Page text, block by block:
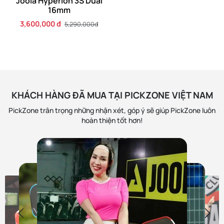
(Professional Pickleball Association - tên gọi chuyên
nghiệp): Sự chấp thuận từ tổ chức của các vận động viên
chuẩn khắt khe nhất về hiệu suất, được tin dùng bởi
những người chơi hàng đầu thế giới.
Điều này mang lại một sự đảm bảo kép: hiệu suất đỉnh cao
cho thi đấu và tuân thủ quy tắc cho mọi sân chơi.
2. Vợt Joola Gen 3S Dual Perseus 3S
16mm
3,600,000 đ 5,290,000đ
KHÁCH HÀNG ĐÃ MUA TẠI PICKZONE VIỆT NAM
PickZone trân trọng những nhận xét, góp ý sẽ giúp PickZone luôn
hoàn thiện tốt hơn!